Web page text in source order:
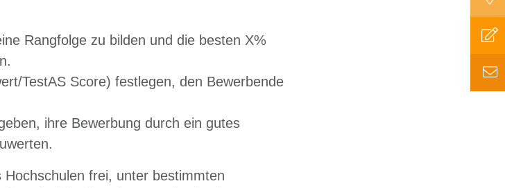
Rangfolge zu bilden und die besten X%
TestAS Score) festlegen, den Bewerbende
ihre Bewerbung durch ein gutes
frei, unter bestimmten